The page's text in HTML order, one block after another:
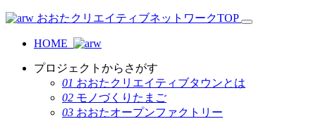
おおたクリエイティブネットワークTOP
HOME
プロジェクトからさがす
01 おおたクリエイティブタウンとは
02 モノづくりたまご
03 おおたオープンファクトリー